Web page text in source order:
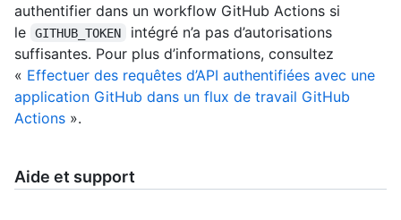
authentifier dans un workflow GitHub Actions si
le
GITHUB_TOKEN
intégré n’a pas d’autorisations
suffisantes. Pour plus d’informations, consultez
« Effectuer des requêtes d’API authentifiées avec une
application GitHub dans un flux de travail GitHub
Actions ».
Aide et support